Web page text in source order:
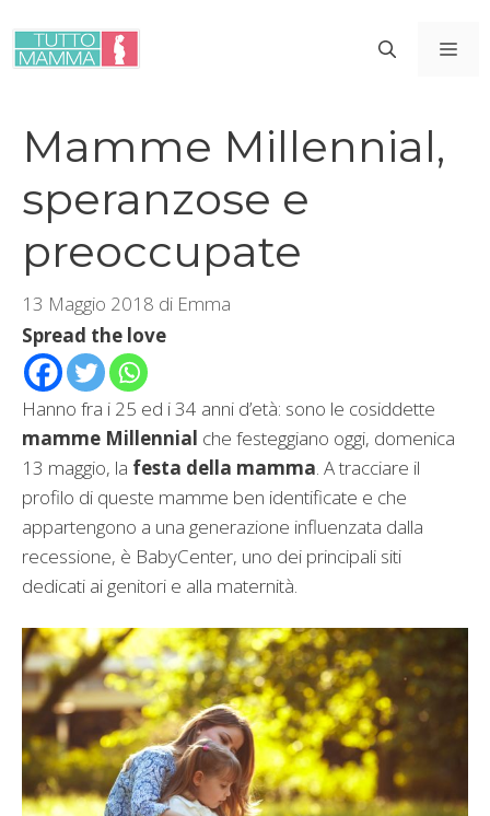
contenuto
Mamme Millennial,
speranzose e
preoccupate
13 Maggio 2018 di Emma
Spread the love
Hanno fra i 25 ed i 34 anni d’età: sono le cosiddette
mamme Millennial che festeggiano oggi, domenica
13 maggio, la festa della mamma . A tracciare il
profilo di queste mamme ben identificate e che
appartengono a una generazione influenzata dalla
recessione, è BabyCenter, uno dei principali siti
dedicati ai genitori e alla maternità.